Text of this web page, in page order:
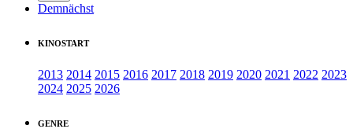
Demnächst
KINOSTART
2013 2014 2015 2016 2017 2018 2019 2020 2021 2022 2023
2024 2025 2026
GENRE